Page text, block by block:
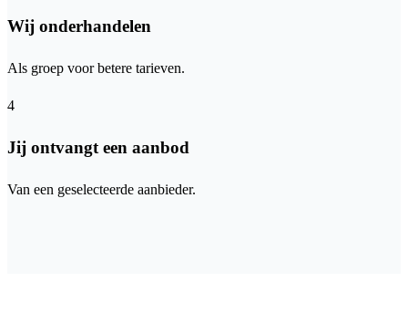
Wij onderhandelen
Als groep voor betere tarieven.
4
Jij ontvangt een aanbod
Van een geselecteerde aanbieder.